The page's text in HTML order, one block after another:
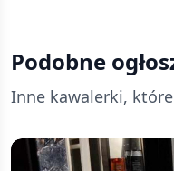
Podobne
Inne kawalerki,